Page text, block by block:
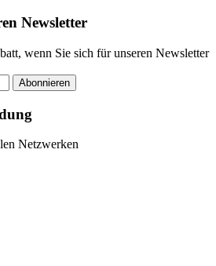
Newsletter
wenn Sie sich für unseren Newsletter
Abonnieren
Netzwerken